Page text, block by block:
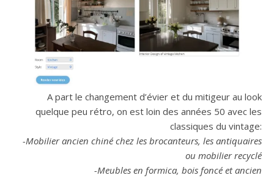
A part le changement d’évier et du mitigeur au look
quelque peu rétro, on est loin des années 50 avec les
classiques du vintage:
-Mobilier ancien chiné chez les brocanteurs, les antiquaires
ou mobilier recyclé
-Meubles en formica, bois foncé et ancien